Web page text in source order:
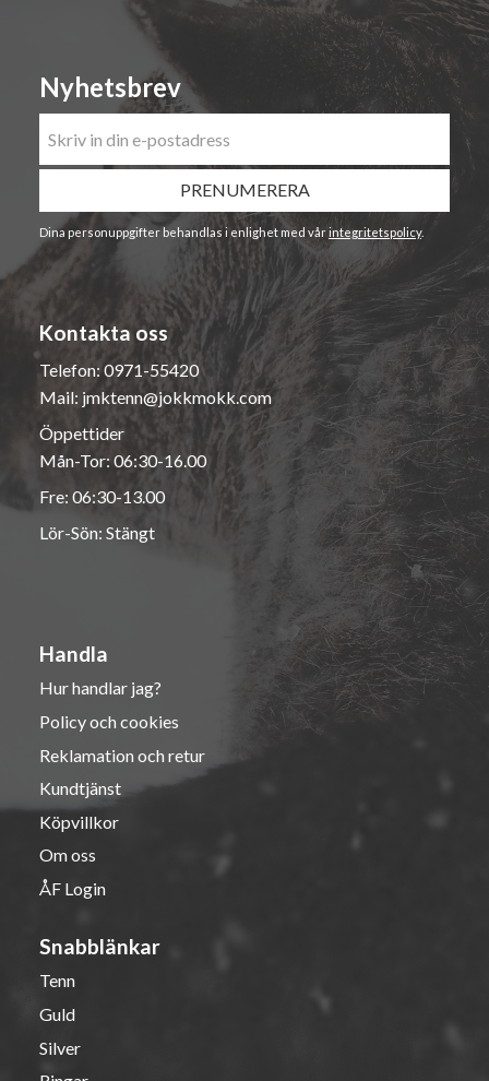
Nyhetsbrev
PRENUMERERA
Dina personuppgifter behandlas i enlighet med vårintegritetspolicy.
Kontakta oss
Telefon: 0971-55420
Mail: jmktenn@jokkmokk.com
Öppettider
Mån-Tor: 06:30-16.00
Fre: 06:30-13.00
Lör-Sön: Stängt
Handla
Hur handlar jag?
Policy och cookies
Reklamation och retur
Kundtjänst
Köpvillkor
Om oss
ÅF Login
Snabblänkar
Tenn
Guld
Silver